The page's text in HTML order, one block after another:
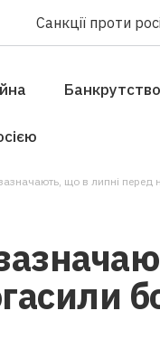
Санкції проти
Банкрутство
що в липні